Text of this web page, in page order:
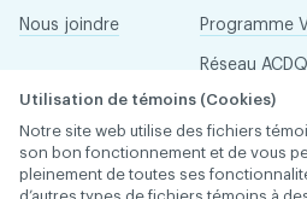
Nous joindre Programme
Réseau ACDQ
Salle de
À propos
Utilisation de témoins (Cookies)
Notre site web utilise des fichiers
son bon fonctionnement et de vous
pleinement de toutes ses